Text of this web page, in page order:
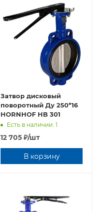
Затвор дисковый
поворотный Ду 250*16
HORNHOF HB 301
Есть в наличии: 1
12 705 ₽/шт
В корзину